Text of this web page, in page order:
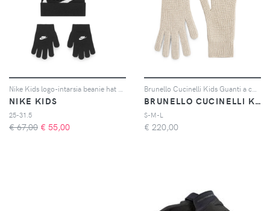
Nike Kids logo-intarsia beanie hat and gloves set - Nero
NIKE KIDS
25-31.5
€ 67,00 € 55,00
Brunello Cucinelli Kids Guanti a coste - Toni neutri
BRUNELLO CUCINELLI KIDS
S-M-L
€ 220,00